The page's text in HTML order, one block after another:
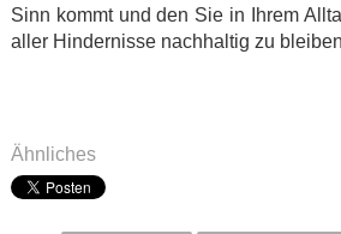
Sinn kommt und den Sie in Ihrem
aller Hindernisse nachhaltig zu
Ähnliches